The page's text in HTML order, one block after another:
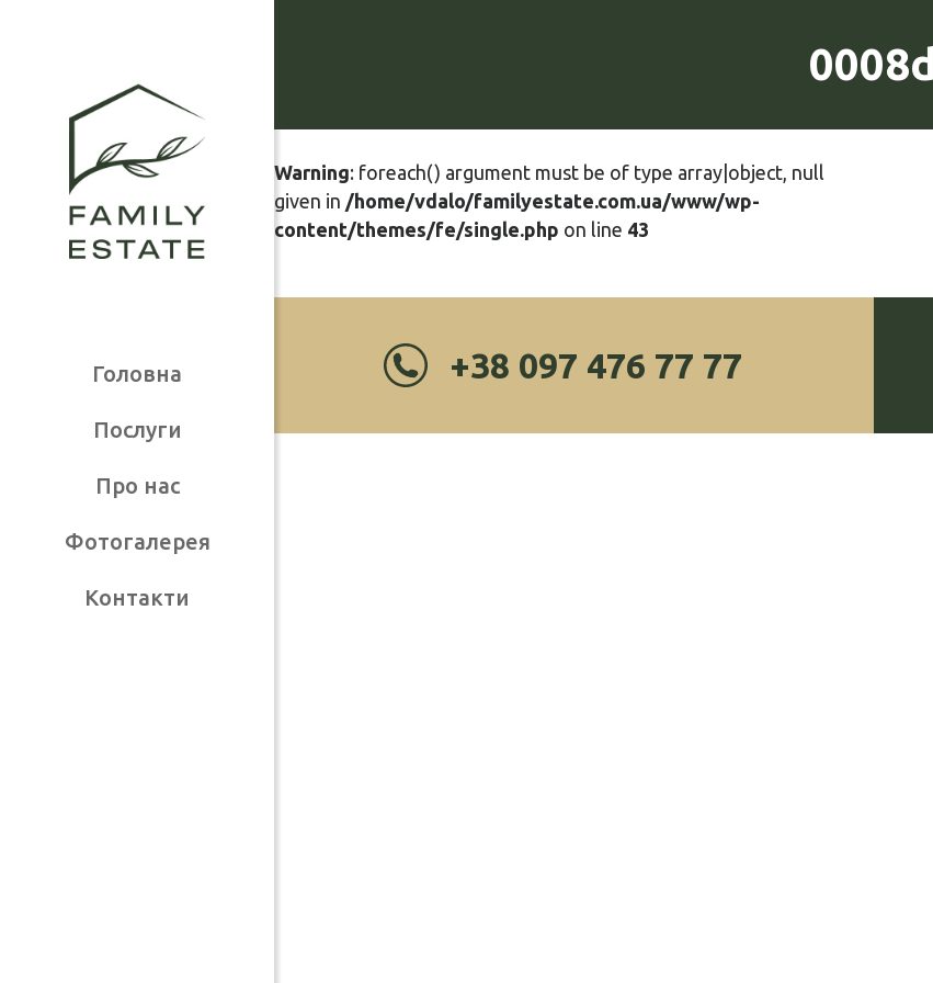
Головна
Послуги
Про нас
Фотогалерея
Контакти
0008d
Warning: foreach() argument must be of type array|object, null
given in /home/vdalo/familyestate.com.ua/www/wp-
content/themes/fe/single.php on line 43
+38 097 476 77 77